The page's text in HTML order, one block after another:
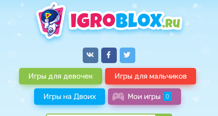
Игры для девочек Игры для мальчиков
Игры на Двоих Мои игры 0